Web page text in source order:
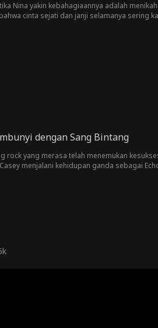
Nina yakin kebahagiaannya adalah
cinta sejati dan janji selamanya sering
dengan Sang Bintang
rock yang merasa telah menemukan
menjalani kehidupan ganda sebagai